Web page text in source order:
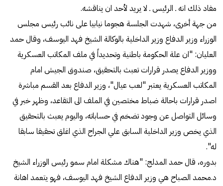
مفاد ذلك انه ـ الرئيس ـ لا يريد لأحد ان يناقشه.
من جهة أخرى، شهدت الجلسة هجوما نيابيا على نائب رئيس مجلس
الوزراء وزير الدفاع وزير الداخلية بالوكالة الشيخ فهد اليوسف، وقال حمد
العليان: "ان علة الحكومة باطنية وتحديداً في ملف المكاتب العسكرية
ووزير الدفاع يصدر قرارات تعبث بالتحقيق، صندوق الجيش امام
المكاتب العسكرية يعتبر "لعب عيال"، وزير الدفاع بعد القسم مباشرة
اصدر قرارات باحالة ضباط مختصين في الملف الى التقاعد، وظهر خبر في
وسائل التواصل عن وجود تضخم في حساباته، واليوم يعبث بالتحقيق
الذي يخص وزير الداخلية السابق علي الجراح الذي اغلق تحقيقا سابقا
له".
بدوره، قال حمد المدلج: "هناك مشكلة امام سمو رئيس الوزراء الشيخ
د.محمد الصباح هي وزير الدفاع الشيخ فهد اليوسف، فهو يتعمد اهانة